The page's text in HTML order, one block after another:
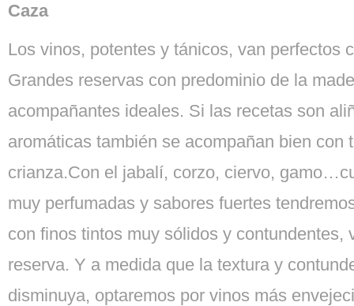
Caza
Los vinos, potentes y tánicos, van perfectos
Grandes reservas con predominio de la
acompañantes ideales. Si las recetas son
aromáticas también se acompañan bien con
crianza.Con el jabalí, corzo, ciervo,
muy perfumadas y sabores fuertes
con finos tintos muy sólidos y contundentes,
reserva. Y a medida que la textura y
disminuya, optaremos por vinos más